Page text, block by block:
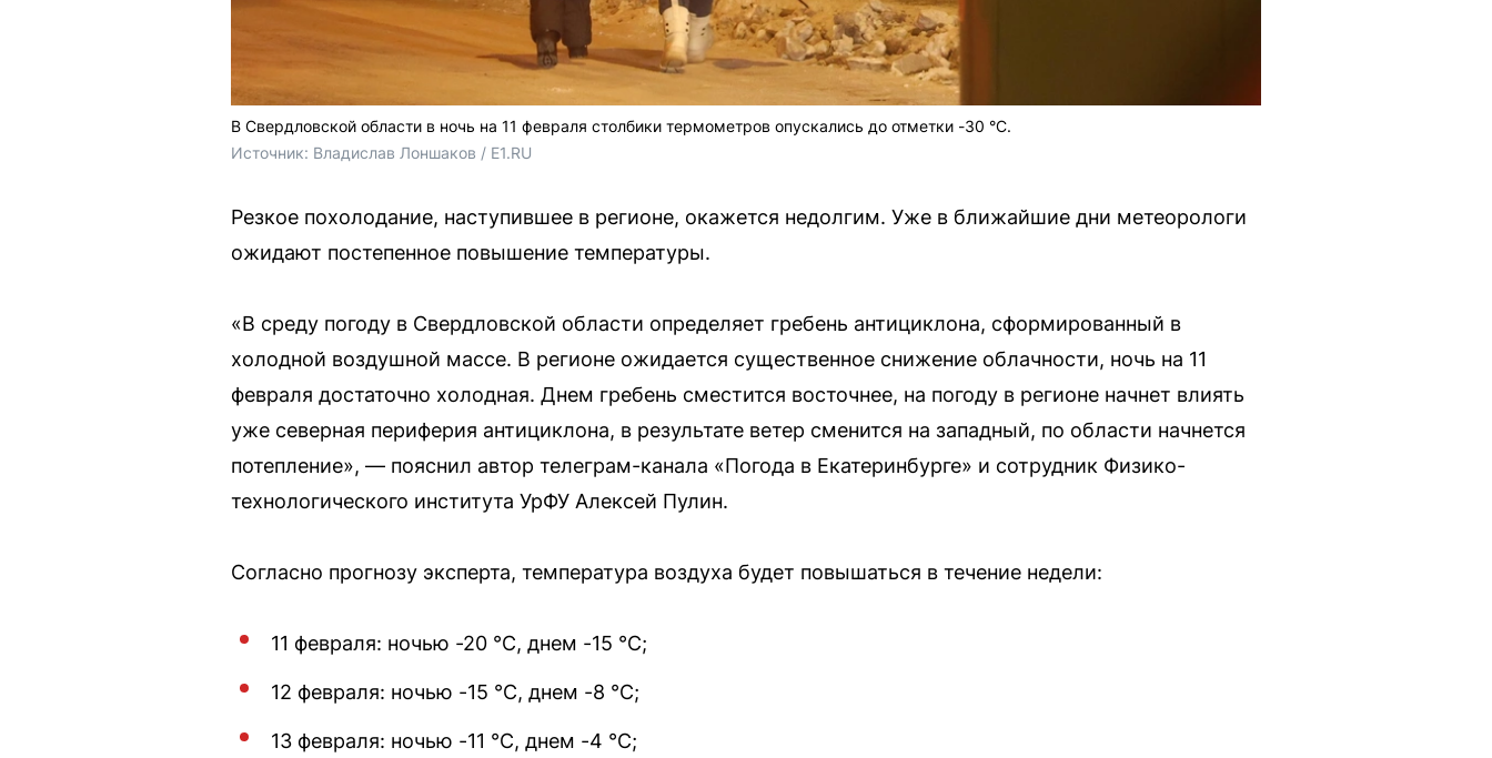
В Свердловской области в ночь на 11 февраля столбики термометров опускались до отметки -30 °С.
Источник: Владислав Лоншаков / E1.RU
Резкое похолодание, наступившее в регионе, окажется недолгим. Уже в ближайшие дни метеорологи
ожидают постепенное повышение температуры.
«В среду погоду в Свердловской области определяет гребень антициклона, сформированный в
холодной воздушной массе. В регионе ожидается существенное снижение облачности, ночь на 11
февраля достаточно холодная. Днем гребень сместится восточнее, на погоду в регионе начнет влиять
уже северная периферия антициклона, в результате ветер сменится на западный, по области начнется
потепление», — пояснил автор телеграм-канала «Погода в Екатеринбурге» и сотрудник Физико-
технологического института УрФУ Алексей Пулин.
Согласно прогнозу эксперта, температура воздуха будет повышаться в течение недели:
11 февраля: ночью -20 °C, днем -15 °C;
12 февраля: ночью -15 °C, днем -8 °C;
13 февраля: ночью -11 °C, днем -4 °C;